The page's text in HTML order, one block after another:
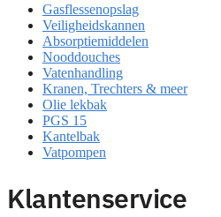
Gasflessenopslag
Veiligheidskannen
Absorptiemiddelen
Nooddouches
Vatenhandling
Kranen, Trechters & meer
Olie lekbak
PGS 15
Kantelbak
Vatpompen
Klantenservice